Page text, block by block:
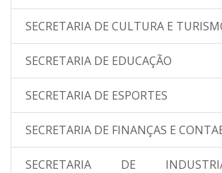
SECRETARIA DE CULTURA E
SECRETARIA DE EDUCAÇÃO
SECRETARIA DE ESPORTES
SECRETARIA DE FINANÇAS E
SECRETARIA DE